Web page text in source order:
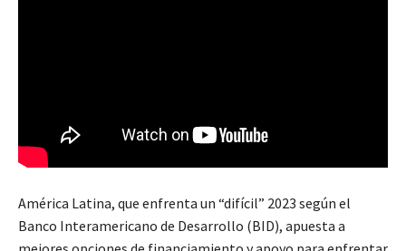
América Latina, que enfrenta un “difícil” 2023 según el
Banco Interamericano de Desarrollo (BID), apuesta a